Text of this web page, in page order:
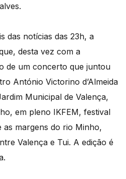
das notícias das 23h, a
desta vez com a
de um concerto que juntou
António Victorino d’Almeida
Municipal de Valença,
em pleno IKFEM, festival
margens do rio Minho,
Valença e Tui. A edição é